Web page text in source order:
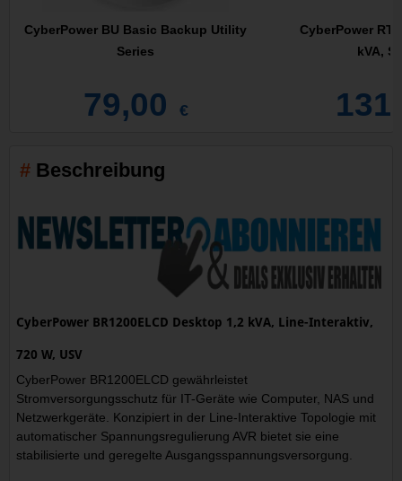
CyberPower BU Basic Backup Utility
Series
79,00 €
CyberPower
kVA,
Beschreibung
CyberPower BR1200ELCD Desktop 1,2 kVA, Line-Interaktiv,
720 W, USV
CyberPower BR1200ELCD gewährleistet
Stromversorgungsschutz für IT-Geräte wie Computer, NAS und
Netzwerkgeräte. Konzipiert in der Line-Interaktive Topologie mit
automatischer Spannungsregulierung AVR bietet sie eine
stabilisierte und geregelte Ausgangsspannungsversorgung.